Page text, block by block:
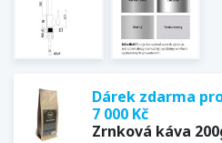
Dárek zdarma
7 000 Kč
Zrnková káva